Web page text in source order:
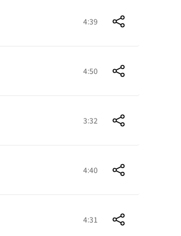
4:39
4:50
3:32
4:40
4:31